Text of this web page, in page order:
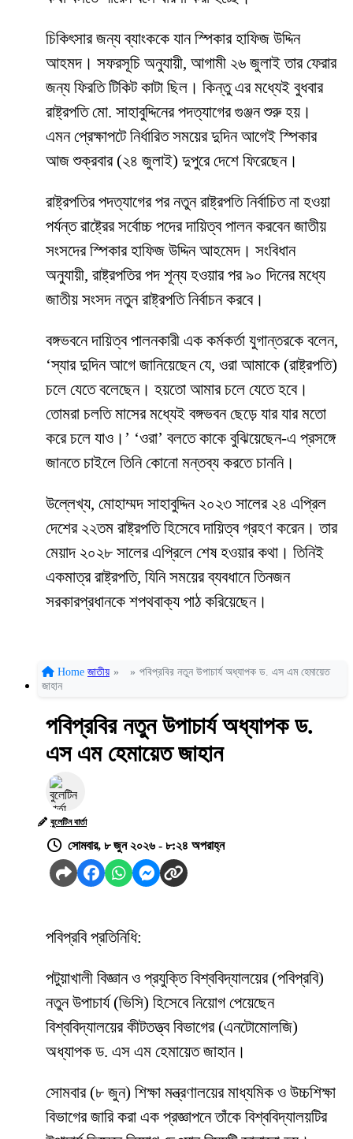
চিকিৎসার জন্য ব্যাংককে যান স্পিকার হাফিজ উদ্দিন
আহমদ। সফরসূচি অনুযায়ী, আগামী ২৬ জুলাই তার ফেরার
জন্য ফিরতি টিকিট কাটা ছিল। কিন্তু এর মধ্যেই বুধবার
রাষ্ট্রপতি মো. সাহাবুদ্দিনের পদত্যাগের গুঞ্জন শুরু হয়।
এমন প্রেক্ষাপটে নির্ধারিত সময়ের দুদিন আগেই স্পিকার
আজ শুক্রবার (২৪ জুলাই) দুপুরে দেশে ফিরেছেন।
রাষ্ট্রপতির পদত্যাগের পর নতুন রাষ্ট্রপতি নির্বাচিত না হওয়া
পর্যন্ত রাষ্ট্রের সর্বোচ্চ পদের দায়িত্ব পালন করবেন জাতীয়
সংসদের স্পিকার হাফিজ উদ্দিন আহমেদ। সংবিধান
অনুযায়ী, রাষ্ট্রপতির পদ শূন্য হওয়ার পর ৯০ দিনের মধ্যে
জাতীয় সংসদ নতুন রাষ্ট্রপতি নির্বাচন করবে।
বঙ্গভবনে দায়িত্ব পালনকারী এক কর্মকর্তা যুগান্তরকে বলেন,
‘স্যার দুদিন আগে জানিয়েছেন যে, ওরা আমাকে (রাষ্ট্রপতি)
চলে যেতে বলেছেন। হয়তো আমার চলে যেতে হবে।
তোমরা চলতি মাসের মধ্যেই বঙ্গভবন ছেড়ে যার যার মতো
করে চলে যাও।’ ‘ওরা’ বলতে কাকে বুঝিয়েছেন-এ প্রসঙ্গে
জানতে চাইলে তিনি কোনো মন্তব্য করতে চাননি।
উল্লেখ্য, মোহাম্মদ সাহাবুদ্দিন ২০২৩ সালের ২৪ এপ্রিল
দেশের ২২তম রাষ্ট্রপতি হিসেবে দায়িত্ব গ্রহণ করেন। তার
মেয়াদ ২০২৮ সালের এপ্রিলে শেষ হওয়ার কথা। তিনিই
একমাত্র রাষ্ট্রপতি, যিনি সময়ের ব্যবধানে তিনজন
সরকারপ্রধানকে শপথবাক্য পাঠ করিয়েছেন।
Home জাতীয় » » পবিপ্রবির নতুন উপাচার্য অধ্যাপক ড. এস এম হেমায়েত
জাহান
পবিপ্রবির নতুন উপাচার্য অধ্যাপক ড.
এস এম হেমায়েত জাহান
বুলেটিন বার্তা
সোমবার, ৮ জুন ২০২৬ - ৮:২৪ অপরাহ্ন
পবিপ্রবি প্রতিনিধি:
পটুয়াখালী বিজ্ঞান ও প্রযুক্তি বিশ্ববিদ্যালয়ের (পবিপ্রবি)
নতুন উপাচার্য (ভিসি) হিসেবে নিয়োগ পেয়েছেন
বিশ্ববিদ্যালয়ের কীটতত্ত্ব বিভাগের (এনটোমোলজি)
অধ্যাপক ড. এস এম হেমায়েত জাহান।
সোমবার (৮ জুন) শিক্ষা মন্ত্রণালয়ের মাধ্যমিক ও উচ্চশিক্ষা
বিভাগের জারি করা এক প্রজ্ঞাপনে তাঁকে বিশ্ববিদ্যালয়টির